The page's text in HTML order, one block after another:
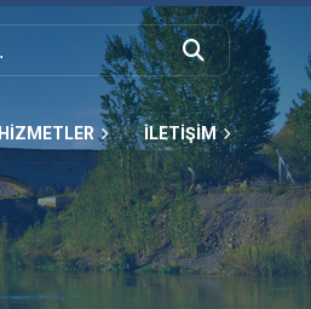
HİZMETLER İLETİŞİM